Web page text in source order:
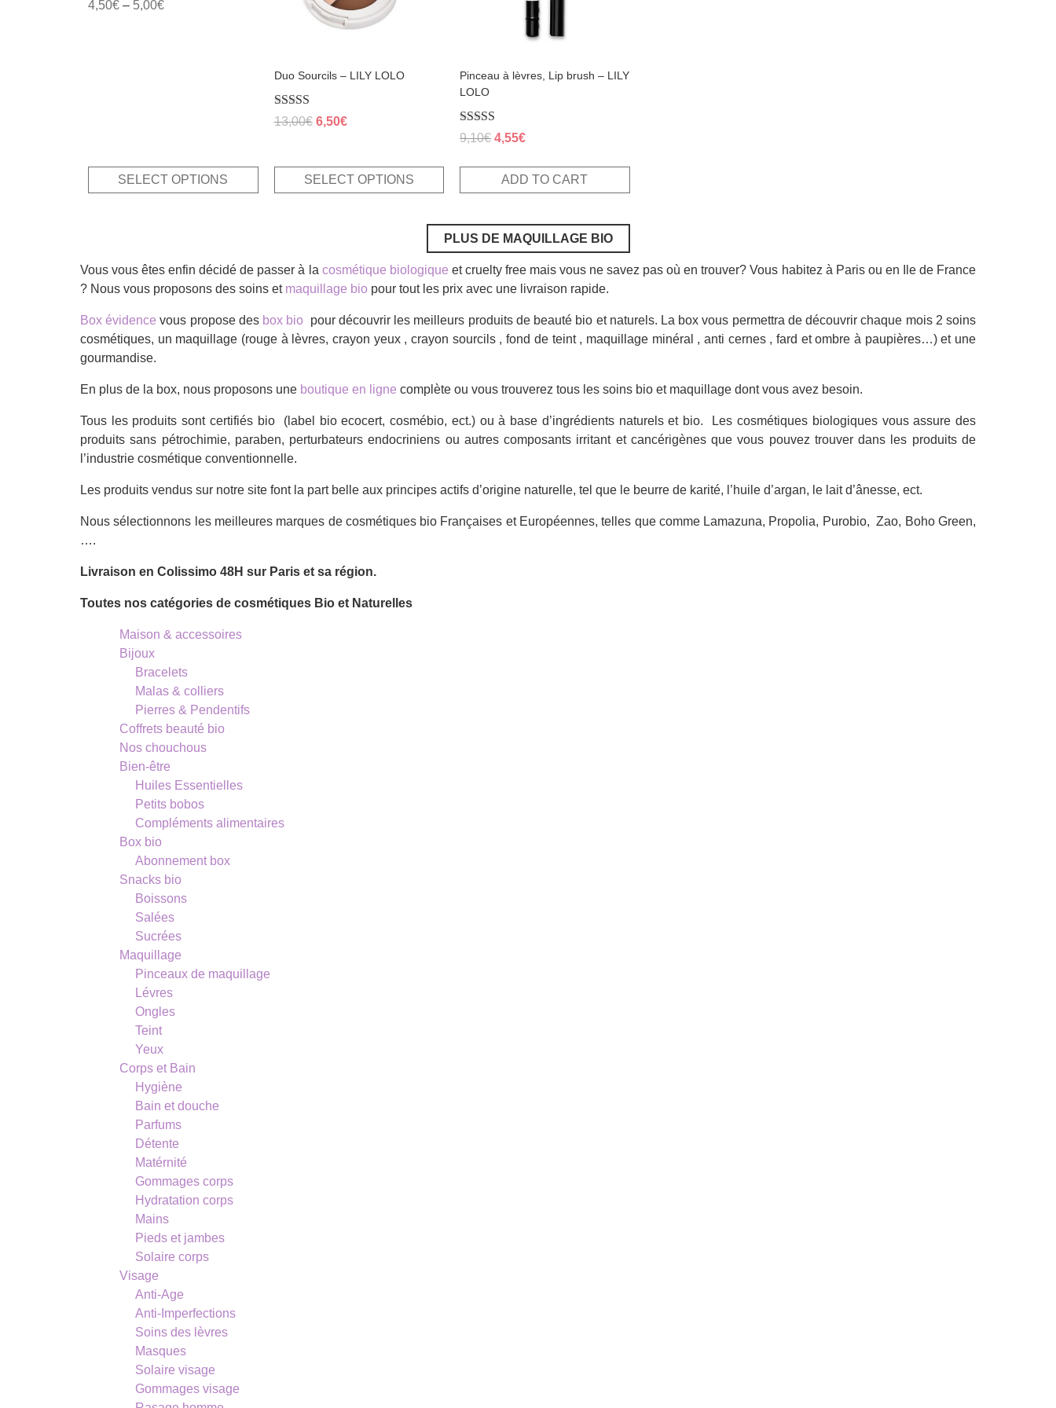
5.00
4,50€ – 5,00€
SELECT OPTIONS
Duo Sourcils – LILY LOLO
Rated
5.00
13,00€ Original
13,00€.
6,50€Current
6,50€.
SELECT OPTIONS
on
the
product
Pinceau à lèvres, Lip brush – LILY
LOLO
Rated
5.00
9,10€ Original
was:
9,10€.
4,55€Current
is:
4,55€.
ADD TO CART
PLUS DE MAQUILLAGE BIO
Vous vous êtes enfin décidé de passer à la cosmétique biologique et cruelty free mais vous ne savez pas où en trouver? Vous habitez à Paris ou en Ile de France
? Nous vous proposons des soins et maquillage bio pour tout les prix avec une livraison rapide.
Box évidence vous propose des box bio pour découvrir les meilleurs produits de beauté bio et naturels. La box vous permettra de découvrir chaque mois 2 soins
cosmétiques, un maquillage (rouge à lèvres, crayon yeux , crayon sourcils , fond de teint , maquillage minéral , anti cernes , fard et ombre à paupières…) et une
gourmandise.
En plus de la box, nous proposons une boutique en ligne complète ou vous trouverez tous les soins bio et maquillage dont vous avez besoin.
Tous les produits sont certifiés bio (label bio ecocert, cosmébio, ect.) ou à base d’ingrédients naturels et bio. Les cosmétiques biologiques vous assure des
produits sans pétrochimie, paraben, perturbateurs endocriniens ou autres composants irritant et cancérigènes que vous pouvez trouver dans les produits de
l’industrie cosmétique conventionnelle.
Les produits vendus sur notre site font la part belle aux principes actifs d’origine naturelle, tel que le beurre de karité, l’huile d’argan, le lait d’ânesse, ect.
Nous sélectionnons les meilleures marques de cosmétiques bio Françaises et Européennes, telles que comme Lamazuna, Propolia, Purobio, Zao, Boho Green,
….
Livraison en Colissimo 48H sur Paris et sa région.
Toutes nos catégories de cosmétiques Bio et Naturelles
Maison & accessoires
Bijoux
Bracelets
Malas & colliers
Pierres & Pendentifs
Coffrets beauté bio
Nos chouchous
Bien-être
Huiles Essentielles
Petits bobos
Compléments alimentaires
Box bio
Abonnement box
Snacks bio
Boissons
Salées
Sucrées
Maquillage
Pinceaux de maquillage
Lévres
Ongles
Teint
Yeux
Corps et Bain
Hygiène
Bain et douche
Parfums
Détente
Matérnité
Gommages corps
Hydratation corps
Mains
Pieds et jambes
Solaire corps
Visage
Anti-Age
Anti-Imperfections
Soins des lèvres
Masques
Solaire visage
Gommages visage